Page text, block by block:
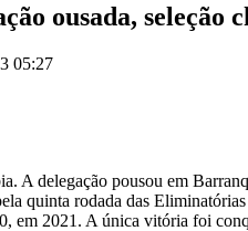
ousada, seleção
05:27
A delegação pousou em
quinta rodada das
em 2021. A única vitória foi